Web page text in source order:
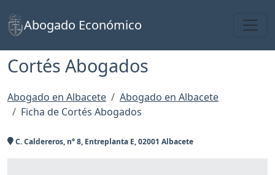
Abogado Económico
Cortés Abogados
Abogado en Albacete
Abogado en Albacete
Ficha de Cortés Abogados
C. Caldereros, n° 8, Entreplanta E, 02001 Albacete